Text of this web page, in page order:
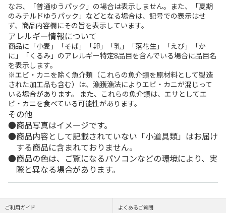
なお、「普通ゆうパック」の場合は表示しません。また、「夏期
のみチルドゆうパック」などとなる場合は、記号での表示はせ
ず、商品内容欄にその旨を表示しています。
アレルギー情報について
商品に「小麦」「そば」「卵」「乳」「落花生」「えび」「か
に」「くるみ」のアレルギー特定8品目を含んでいる場合に品目名
を表示します。
※エビ・カニを除く魚介類（これらの魚介類を原材料として製造
された加工品も含む）は、漁獲漁法によりエビ・カニが混じって
いる場合があります。 また、これらの魚介類は、エサとしてエ
ビ・カニを食べている可能性があります。
その他
商品写真はイメージです。
商品内容として記載されていない「小道具類」はお届け
する商品に含まれておりません。
商品の色は、ご覧になるパソコンなどの環境により、実
際と異なる場合があります。
ご利用ガイド よくあるご質問